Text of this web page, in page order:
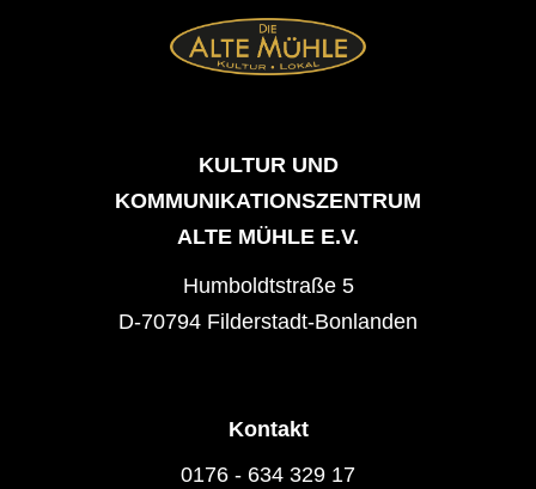
KULTUR UND
KOMMUNIKATIONSZENTRUM
ALTE MÜHLE E.V.
Humboldtstraße 5
D-70794 Filderstadt-Bonlanden
Kontakt
0176 - 634 329 17